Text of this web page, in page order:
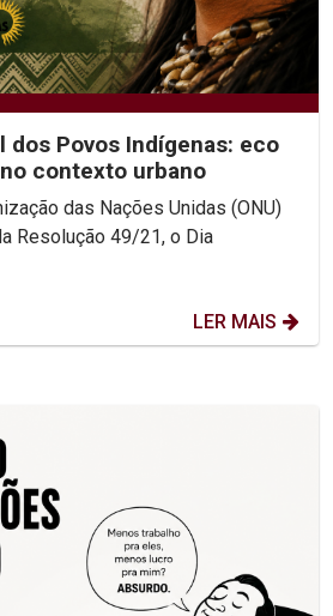
dos Povos Indígenas: eco
contexto urbano
das Nações Unidas (ONU)
Resolução 49/21, o Dia
LER MAIS